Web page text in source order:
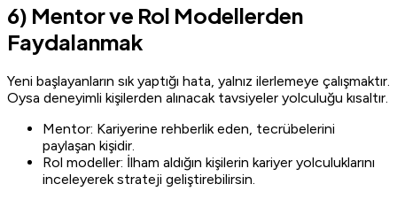
6) Mentor ve Rol Modellerden
Faydalanmak
Yeni başlayanların sık yaptığı hata, yalnız ilerlemeye çalışmaktır.
Oysa deneyimli kişilerden alınacak tavsiyeler yolculuğu kısaltır.
Mentor: Kariyerine rehberlik eden, tecrübelerini
paylaşan kişidir.
Rol modeller: İlham aldığın kişilerin kariyer yolculuklarını
inceleyerek strateji geliştirebilirsin.